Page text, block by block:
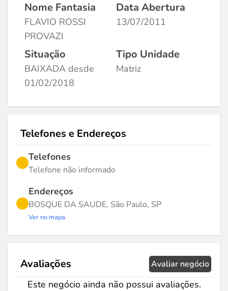
Nome Fantasia
FLAVIO ROSSI
PROVAZI
Data Abertura
13/07/2011
Situação
BAIXADA desde
01/02/2018
Tipo Unidade
Matriz
Telefones e Endereços
Telefones
Telefone não informado
Endereços
BOSQUE DA SAUDE, São Paulo, SP
Ver no mapa
Avaliações Avaliar negócio
Este negócio ainda não possui avaliações.